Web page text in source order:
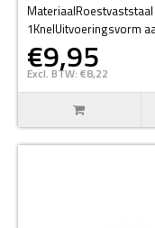
1KnelUitvoeringsvorm
€9,95
Excl. BTW: €8,22